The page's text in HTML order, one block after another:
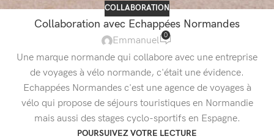
COLLABORATION
Collaboration avec Echappées Normandes
Emmanuel
0
Une marque normande qui collabore avec une entreprise
de voyages à vélo normande, c'était une évidence.
Echappées Normandes c'est une agence de voyages à
vélo qui propose de séjours touristiques en Normandie
mais aussi des stages cyclo-sportifs en Espagne.
POURSUIVEZ VOTRE LECTURE